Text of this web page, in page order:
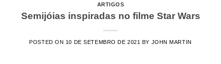
ARTIGOS
Semijóias inspiradas no filme Star Wars
POSTED ON 10 DE SETEMBRO DE 2021 BY JOHN MARTIN